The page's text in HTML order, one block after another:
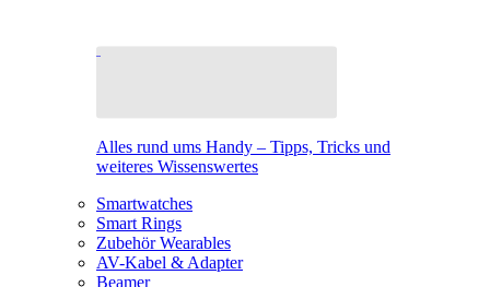
Alles rund ums Handy – Tipps, Tricks und
weiteres Wissenswertes
Smartwatches
Smart Rings
Zubehör Wearables
AV-Kabel & Adapter
Beamer